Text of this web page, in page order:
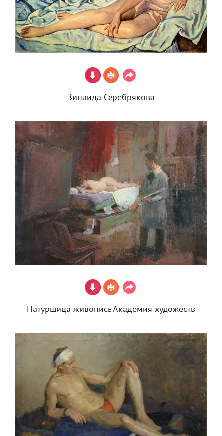
Зинаида Серебрякова
Натурщица живопись Академия художеств